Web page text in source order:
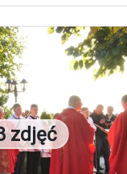
zdjęć
zdjęć